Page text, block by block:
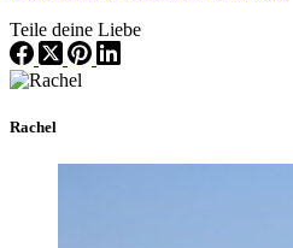
Teile deine Liebe
Rachel